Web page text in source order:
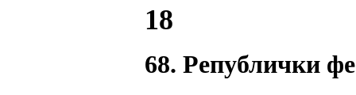
18
68. Републички